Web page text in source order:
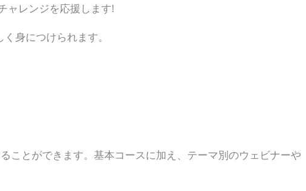
ャレンジを応援します!
身につけられます。
とができます。基本コースに加え、テーマ別のウェビナーや